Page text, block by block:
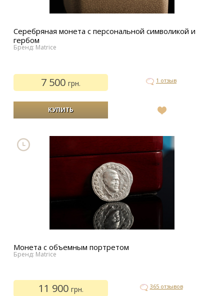
Серебряная монета с персональной символикой и
гербом
Бренд: Matrice
7 500грн. 1 отзыв
Монета с объемным портретом
Бренд: Matrice
11 900 грн. 365 отзывов